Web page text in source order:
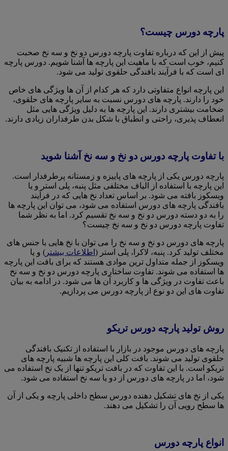
پارچه دورس چیست؟
پیش از این که درباره تفاوت پارچه دورس دو نخ و سه نخ صحبت
کنیم، خوب است که با ماهیت این پارچه ها آشنا شویم. دورس پارچه
ای است که با فرآیند بافندگی حلقوی تولید می شود.
این پارچه انواع متفاوتی دارد که هر کدام از آن ها ویژگی های خاص
خود را دارند. پارچه های دورس نسبت به سایر پارچه های حلقوی،
ضخامت بیشتری دارند. این پارچه ها به دلیل ویژگی هایی مثل
انعطاف پذیری، راحتی و انطباق با شکل بدن طرفداران زیادی دارند.
با تفاوت پارچه دورس دو نخ و سه نخ آشنا شوید
پارچه دورس یکی از پارچه های پاییزه و زمستانه پرطرفدار است.
این پارچه با استفاده از الیاف مختلفی مثل پنبه، پلی استر و یا
ویسکوز بافته می شود. بر اساس تعداد نخ هایی که در فرآیند
بافندگی پارچه های دورس استفاده می شود، می توان این پارچه ها
را به دو دسته دورس دو نخ و سه نخ تقسیم کرد. اما به نظر شما
تفاوت پارچه دورس دو نخ و سه نخ چیست؟
پارچه های دورس دو نخ و سه نخ را می توان با نخ هایی با جنس های
مختلف تولید کرد. پنبه، لاکرا، پلی استر ( اطلاعات بیشتر ) و یا
ویسکوز از جمله متداول ترین موادی هستند که برای بافت این پارچه
ها استفاده می شوند. تفاوت ساختاری پارچه دورس دو نخ و سه نخ
باعث تفاوت در ویژگی ها و کاربرد آن ها می شود. در ادامه به بیان
تفاوت های این دو نوع از پارچه دورس می پردازیم.
روش تولید پارچه دورس تریکو
پارچه های دورس موجود در بازار با استفاده از تکنیک بافندگی
حلقوی تولید می شوند. بافت کلی این پارچه ها شبیه پارچه های
تریکو است. با این تفاوت که در بافت تریکو تنها از یک نخ استفاده می
شود، اما در پارچه های دورس از دو یا سه نخ استفاده می شود.
یکی از نخ های تشکیل دهنده دورس سطح داخلی پارچه و یکی از آن
ها سطح رویی آن را تشکیل می دهند.
انواع پارچه دورس